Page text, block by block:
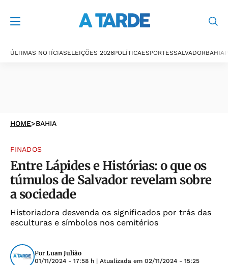
ÚLTIMAS NOTÍCIASELEIÇÕES 2026POLÍTICAESPORTESSALVADORBAHIA
HOME>BAHIA
FINADOS
Entre Lápides e Histórias: o que os
túmulos de Salvador revelam sobre
a sociedade
Historiadora desvenda os significados por trás das
esculturas e símbolos nos cemitérios
Por Luan Julião
01/11/2024 - 17:58 h | Atualizada em 02/11/2024 - 15:25